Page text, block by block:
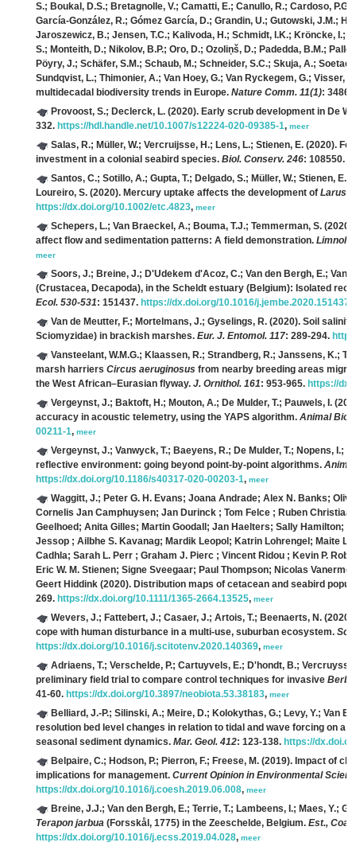
S.; Boukal, D.S.; Bretagnolle, V.; Camatti, E.; Canullo, R.; Cardoso,
García-González, R.; Gómez García, D.; Grandin, U.; Gutowski, J.M.;
Jaroszewicz, B.; Jensen, T.C.; Kalivoda, H.; Schmidt, I.K.; Kröncke, I.;
S.; Monteith, D.; Nikolov, B.P.; Oro, D.; Ozoliņš, D.; Padedda, B.M.;
Pöyry, J.; Schäfer, S.M.; Schaub, M.; Schneider, S.C.; Skuja, A.;
Sundqvist, L.; Thimonier, A.; Van Hoey, G.; Van Ryckegem, G.; Visser,
multidecadal biodiversity trends in Europe. Nature Comm. 11(1): 3486.
Provoost, S.; Declerck, L. (2020). Early scrub development in De
332. https://hdl.handle.net/10.1007/s12224-020-09385-1, meer
Salas, R.; Müller, W.; Vercruijsse, H.; Lens, L.; Stienen, E. (2020).
investment in a colonial seabird species. Biol. Conserv. 246: 108550.
Santos, C.; Sotillo, A.; Gupta, T.; Delgado, S.; Müller, W.; Stienen,
Loureiro, S. (2020). Mercury uptake affects the development of Larus
https://dx.doi.org/10.1002/etc.4823, meer
Schepers, L.; Van Braeckel, A.; Bouma, T.J.; Temmerman, S.
affect flow and sedimentation patterns: A field demonstration. Limnol.
meer
Soors, J.; Breine, J.; D'Udekem d'Acoz, C.; Van den Bergh, E.; Van
(Crustacea, Decapoda), in the Scheldt estuary (Belgium): Isolated
Ecol. 530-531: 151437. https://dx.doi.org/10.1016/j.jembe.2020.151437
Van de Meutter, F.; Mortelmans, J.; Gyselings, R. (2020). Soil
Sciomyzidae) in brackish marshes. Eur. J. Entomol. 117: 289-294.
Vansteelant, W.M.G.; Klaassen, R.; Strandberg, R.; Janssens, K.;
marsh harriers Circus aeruginosus from nearby breeding areas
the West African–Eurasian flyway. J. Ornithol. 161: 953-965. https://
Vergeynst, J.; Baktoft, H.; Mouton, A.; De Mulder, T.; Pauwels, I.
accuracy in acoustic telemetry, using the YAPS algorithm. Animal
00211-1, meer
Vergeynst, J.; Vanwyck, T.; Baeyens, R.; De Mulder, T.; Nopens, I.;
reflective environment: going beyond point-by-point algorithms.
https://dx.doi.org/10.1186/s40317-020-00203-1, meer
Waggitt, J.; Peter G. H. Evans; Joana Andrade; Alex N. Banks;
Cornelis Jan Camphuysen; Jan Durinck ; Tom Felce ; Ruben
Geelhoed; Anita Gilles; Martin Goodall; Jan Haelters; Sally Hamilton;
Jessop ; Ailbhe S. Kavanag; Mardik Leopol; Katrin Lohrengel; Maite
Cadhla; Sarah L. Perr ; Graham J. Pierc ; Vincent Ridou ; Kevin P.
Eric W. M. Stienen; Signe Sveegaar; Paul Thompson; Nicolas
Geert Hiddink (2020). Distribution maps of cetacean and seabird
269. https://dx.doi.org/10.1111/1365-2664.13525, meer
Wevers, J.; Fattebert, J.; Casaer, J.; Artois, T.; Beenaerts, N.
cope with human disturbance in a multi-use, suburban ecosystem. Sci.
https://dx.doi.org/10.1016/j.scitotenv.2020.140369, meer
Adriaens, T.; Verschelde, P.; Cartuyvels, E.; D'hondt, B.;
preliminary field trial to compare control techniques for invasive
41-60. https://dx.doi.org/10.3897/neobiota.53.38183, meer
Belliard, J.-P.; Silinski, A.; Meire, D.; Kolokythas, G.; Levy, Y.; Van
resolution bed level changes in relation to tidal and wave forcing on a
seasonal sediment dynamics. Mar. Geol. 412: 123-138. https://
Belpaire, C.; Hodson, P.; Pierron, F.; Freese, M. (2019). Impact of
implications for management. Current Opinion in Environmental
https://dx.doi.org/10.1016/j.coesh.2019.06.008, meer
Breine, J.J.; Van den Bergh, E.; Terrie, T.; Lambeens, I.; Maes, Y.;
Terapon jarbua (Forsskål, 1775) in the Zeeschelde, Belgium. Est.,
https://dx.doi.org/10.1016/j.ecss.2019.04.028, meer